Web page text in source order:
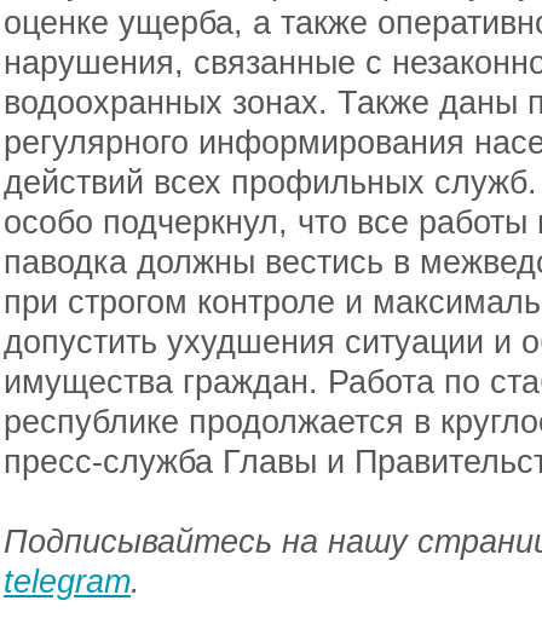
оценке ущерба, а также
нарушения, связанные с
водоохранных зонах. Также даны
регулярного информирования
действий всех профильных
особо подчеркнул, что все
паводка должны вестись в
при строгом контроле и
допустить ухудшения ситуации и
имущества граждан. Работа по
республике продолжается в
пресс-служба Главы и
Подписывайтесь на нашу
telegram.